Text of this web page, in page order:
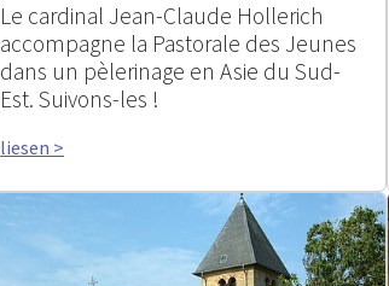
Le cardinal Jean-Claude Hollerich
accompagne la Pastorale des Jeunes
dans un pèlerinage en Asie du Sud-
Est. Suivons-les !
liesen >